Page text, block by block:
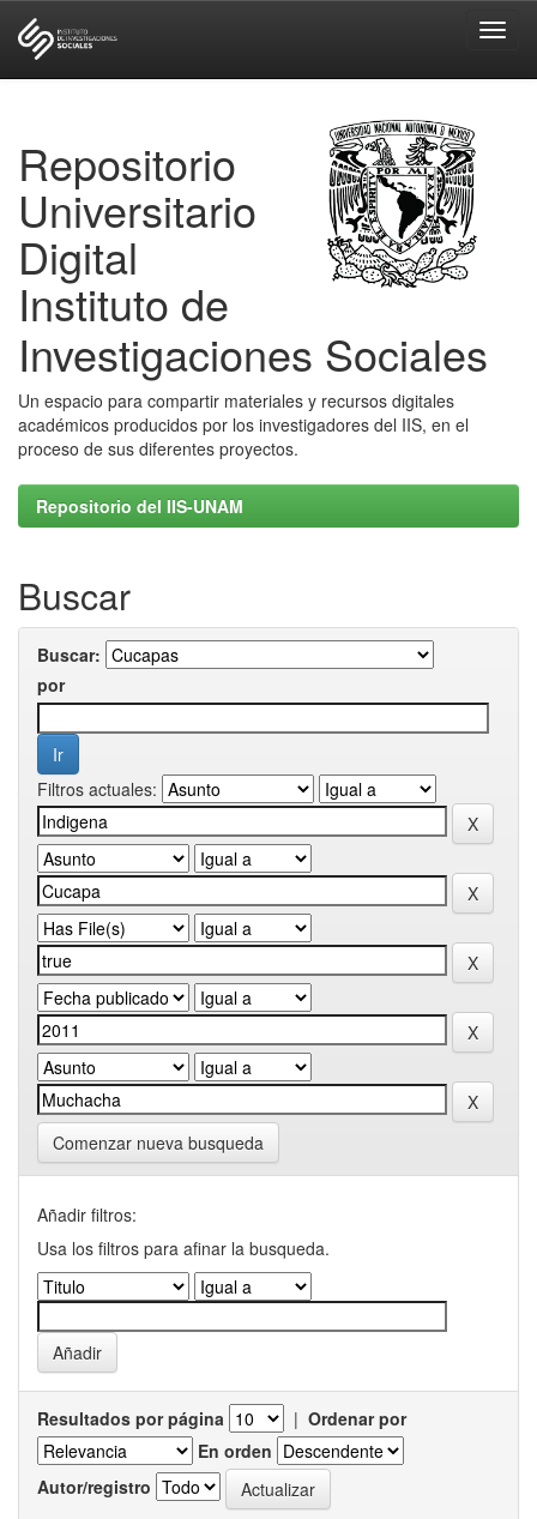
Repositorio
Universitario
Digital
Instituto de
Investigaciones Sociales
Un espacio para compartir materiales y recursos digitales
académicos producidos por los investigadores del IIS, en el
proceso de sus diferentes proyectos.
Repositorio del IIS-UNAM
Buscar
Buscar:
por
Filtros actuales:
Comenzar nueva busqueda
Añadir filtros:
Usa los filtros para afinar la busqueda.
Resultados por página | Ordenar por
En orden
Autor/registro